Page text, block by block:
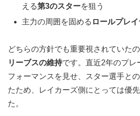
える第3のスターを狙う
主力の周囲を固める ロールプレ
どちらの方針でも重要視されていたの
リーブスの維持です。直近2年のプレ
フォーマンスを見せ、スター選手と
たため、レイカーズ側にとっては優
た。